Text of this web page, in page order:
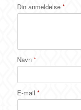
Din anmeldelse *
Navn *
E-mail *